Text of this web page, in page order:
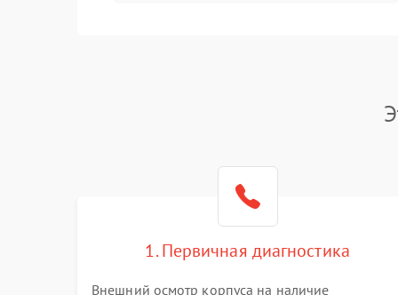
Корпус/Герметичность
1. Первичная диагностика
Внешний осмотр корпуса на наличие